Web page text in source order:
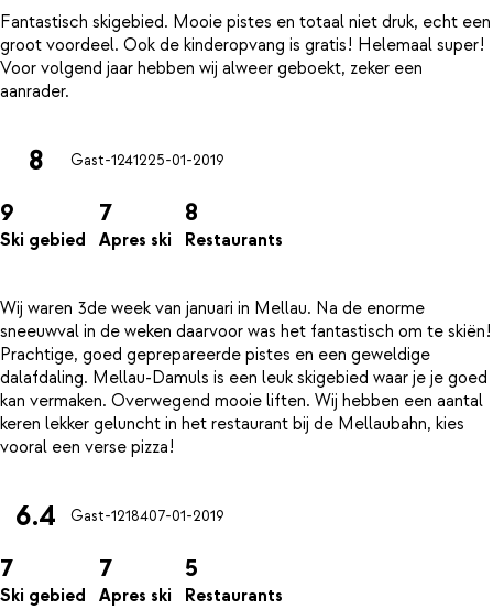
Fantastisch skigebied. Mooie pistes en totaal niet druk, echt een
groot voordeel. Ook de kinderopvang is gratis! Helemaal super!
Voor volgend jaar hebben wij alweer geboekt, zeker een
8 Gast-1241225-01-2019
9
Ski gebied
7
Apres ski
8
Restaurants
Wij waren 3de week van januari in Mellau. Na de enorme
sneeuwval in de weken daarvoor was het fantastisch om te skiën!
Prachtige, goed geprepareerde pistes en een geweldige
dalafdaling. Mellau-Damuls is een leuk skigebied waar je je goed
kan vermaken. Overwegend mooie liften. Wij hebben een aantal
keren lekker geluncht in het restaurant bij de Mellaubahn, kies
6.4 Gast-1218407-01-2019
7
Ski gebied
7
Apres ski
5
Restaurants